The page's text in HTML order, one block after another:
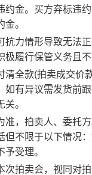
约金。买方弃标违
。
抗力情形导致无法
极履行保管义务且
清全款(拍卖成交价
如有异议需发货前
。
准，拍卖人、委托
但不限于以下情况
受理。
次拍卖会，视同对